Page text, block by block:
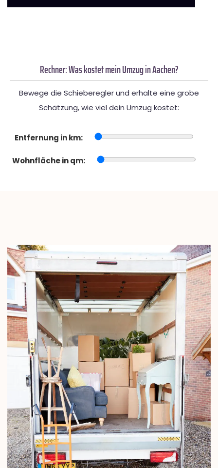
Rechner: Was kostet mein Umzug in Aachen?
Bewege die Schieberegler und erhalte eine grobe
Schätzung, wie viel dein Umzug kostet:
Entfernung in km:
Wohnfläche in qm: